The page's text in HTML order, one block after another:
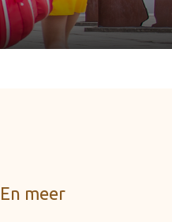
En meer